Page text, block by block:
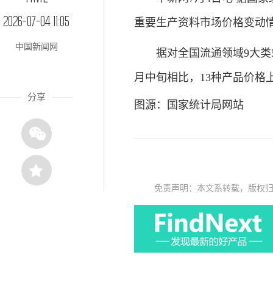
2026-07-04 11:05
中国新闻网
分享
重要生产资料市场价格变动
据对全国流通领域9大类
月中旬相比，13种产品价格
图源：国家统计局网站
免责声明：本文系转载，版权